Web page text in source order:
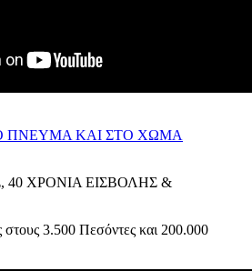
ΠΝΕΥΜΑ ΚΑΙ ΣΤΟ ΧΩΜΑ
40 ΧΡΟΝΙΑ ΕΙΣΒΟΛΗΣ &
3.500 Πεσόντες και 200.000